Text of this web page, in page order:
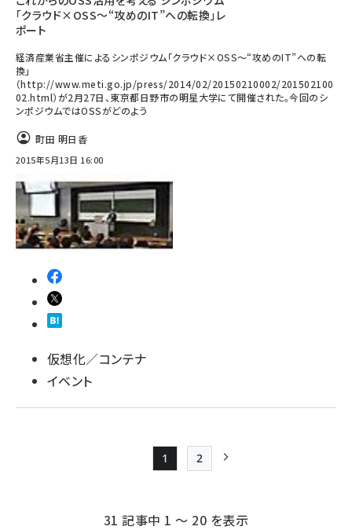
「クラウド×OSS～“攻めのIT”への転換」レ
ポート
経済産業省主催によるシンポジウム「クラウド×OSS～“攻めのIT”への転
換」
（http://www.meti.go.jp/press/2014/02/20150210002/201502100
02.html）が2月27日、東京都日野市の明星大学にて開催された。今回のシ
ンポジウムではOSSがどのよう
町田 明日香
2015年5月13日 16:00
仮想化／コンテナ
イベント
ジ
Page
1
Page
2
31 記事中 1 ～ 20 を表示